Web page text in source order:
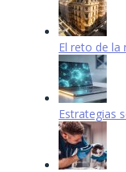
El reto de la
Estrategias